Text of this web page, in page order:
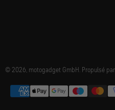
© 2026, motogadget GmbH. Propulsé